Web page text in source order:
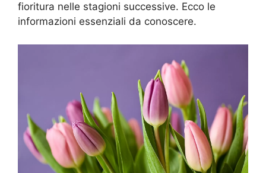
fioritura nelle stagioni successive. Ecco le
informazioni essenziali da conoscere.